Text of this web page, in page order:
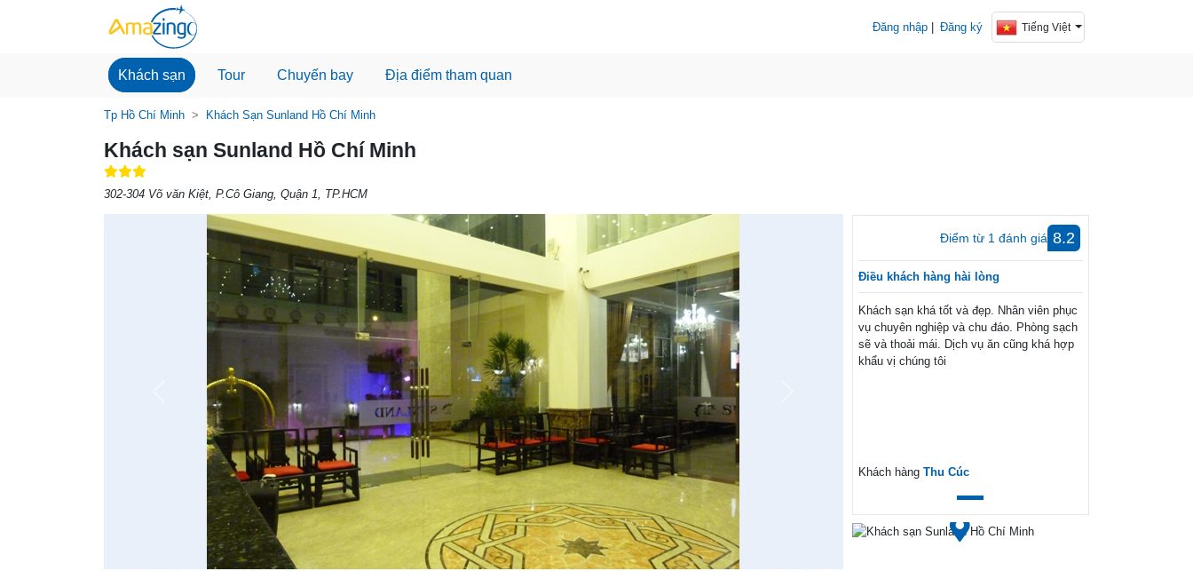
Đăng nhập | Đăng ký Tiếng Việt
Khách sạn Tour Chuyến bay Địa điểm tham quan
Tp Hồ Chí Minh Khách Sạn Sunland Hồ Chí Minh
Khách sạn Sunland Hồ Chí Minh
302-304 Võ văn Kiệt, P.Cô Giang, Quận 1, TP.HCM
8.2
Điểm từ 1 đánh giá
Điều khách hàng hài lòng
Khách sạn khá tốt và đẹp. Nhân viên phục
vụ chuyên nghiệp và chu đáo. Phòng sạch
sẽ và thoải mái. Dịch vụ ăn cũng khá hợp
khẩu vị chúng tôi
Khách hàng Thu Cúc